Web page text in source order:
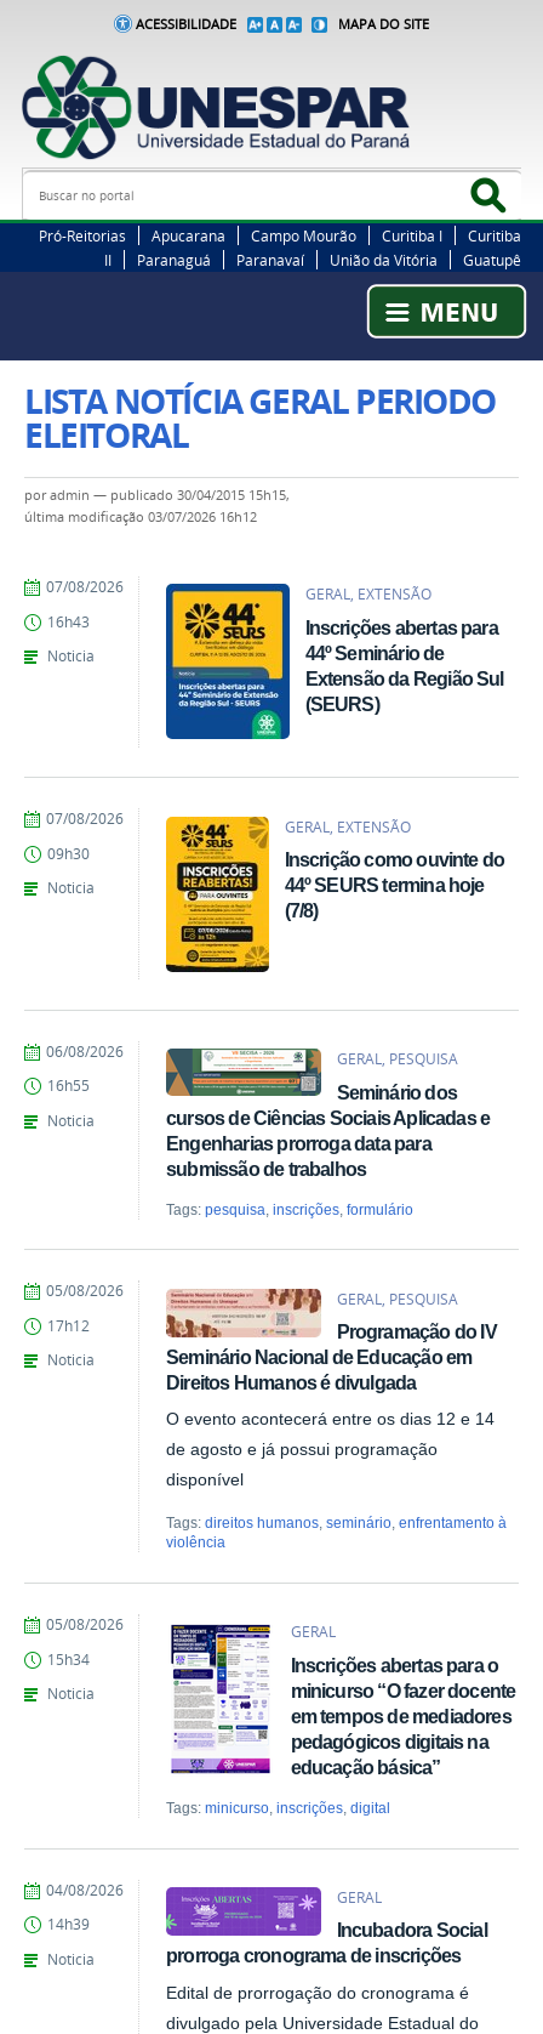
ACESSIBILIDADE MAPA DO SITE
Busca
Pró-Reitorias Apucarana Campo Mourão Curitiba I
Curitiba
II
Paranaguá Paranavaí União da Vitória Guatupê
LISTA NOTÍCIA GERAL PERIODO
ELEITORAL
poradmin — publicado 30/04/2015 15h15,
última modificação 03/07/2026 16h12
GERAL, EXTENSÃO
Inscrições abertas para
44º Seminário de
Extensão da Região Sul
(SEURS)
por
Ligmanovski
publicado
07/08/2026
16h43
Noticia
GERAL, EXTENSÃO
Inscrição como ouvinte do
44º SEURS termina hoje
(7/8)
por
Ligmanovski
publicado
07/08/2026
09h30
Noticia
GERAL, PESQUISA
Seminário dos
cursos de Ciências Sociais Aplicadas e
Engenharias prorroga data para
submissão de trabalhos
Tags:pesquisa ,inscrições ,formulário
por
Kais
de
publicado
06/08/2026
16h55
Noticia
GERAL, PESQUISA
Programação do IV
Seminário Nacional de Educação em
Direitos Humanos é divulgada
O evento acontecerá entre os dias 12 e 14
de agosto e já possui programação
disponível
Tags:direitos humanos,seminário,enfrentamento à
violência
por
Kais
de
publicado
05/08/2026
17h12
Noticia
GERAL
Inscrições abertas para o
minicurso “O fazer docente
em tempos de mediadores
pedagógicos digitais na
educação básica”
Tags:minicurso,inscrições,digital
por
Kais
de
publicado
05/08/2026
15h34
Noticia
GERAL
Incubadora Social
prorroga cronograma de inscrições
Edital de prorrogação do cronograma é
divulgado pela Universidade Estadual do
por
Kais
de
publicado
04/08/2026
14h39
Noticia